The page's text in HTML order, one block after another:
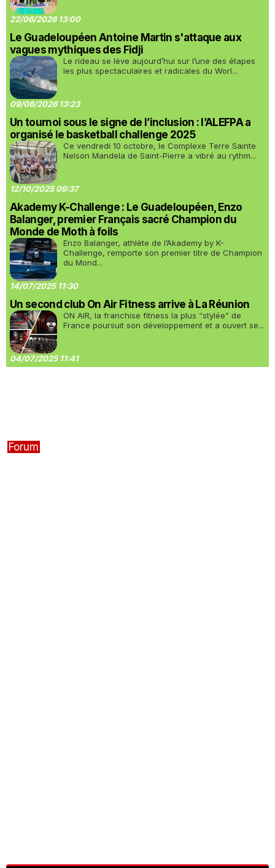
22/06/2026 13:00
Le Guadeloupéen Antoine Martin s'attaque aux
vagues mythiques des Fidji
Le rideau se lève aujourd’hui sur l’une des étapes
les plus spectaculaires et radicales du Worl...
09/06/2026 13:23
Un tournoi sous le signe de l’inclusion : l’ALEFPA a
organisé le basketball challenge 2025
Ce vendredi 10 octobre, le Complexe Terre Sainte
Nelson Mandela de Saint-Pierre a vibré au rythm...
12/10/2025 09:37
Akademy K-Challenge : Le Guadeloupéen, Enzo
Balanger, premier Français sacré Champion du
Monde de Moth à foils
Enzo Balanger, athlète de l’Akademy by K-
Challenge, remporte son premier titre de Champion
du Mond...
14/07/2025 11:30
Un second club On Air Fitness arrive à La Réunion
ON AIR, la franchise fitness la plus “stylée” de
France poursuit son développement et a ouvert se...
04/07/2025 11:41
Forum